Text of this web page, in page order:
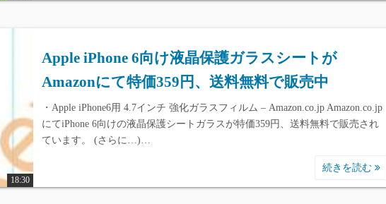
18:30
Apple iPhone 6向け液晶保護ガラスシートが
Amazonにて特価359円、送料無料で販売中
・Apple iPhone6用 4.7インチ 強化ガラスフィルム – Amazon.co.jp Amazon.co.jp
にてiPhone 6向けの液晶保護シートガラスが特価359円、送料無料で販売され
ています。 (さらに…)…
続きを読む